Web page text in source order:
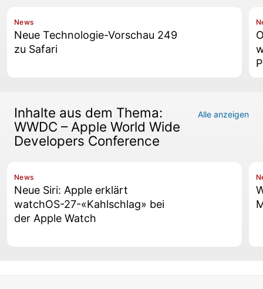
News
Neue Technologie-Vorschau 249
zu Safari
Inhalte aus dem Thema:
WWDC – Apple World Wide
Developers Conference
Alle anzeigen
News
Neue Siri: Apple erklärt
watchOS-27-«Kahlschlag» bei
der Apple Watch